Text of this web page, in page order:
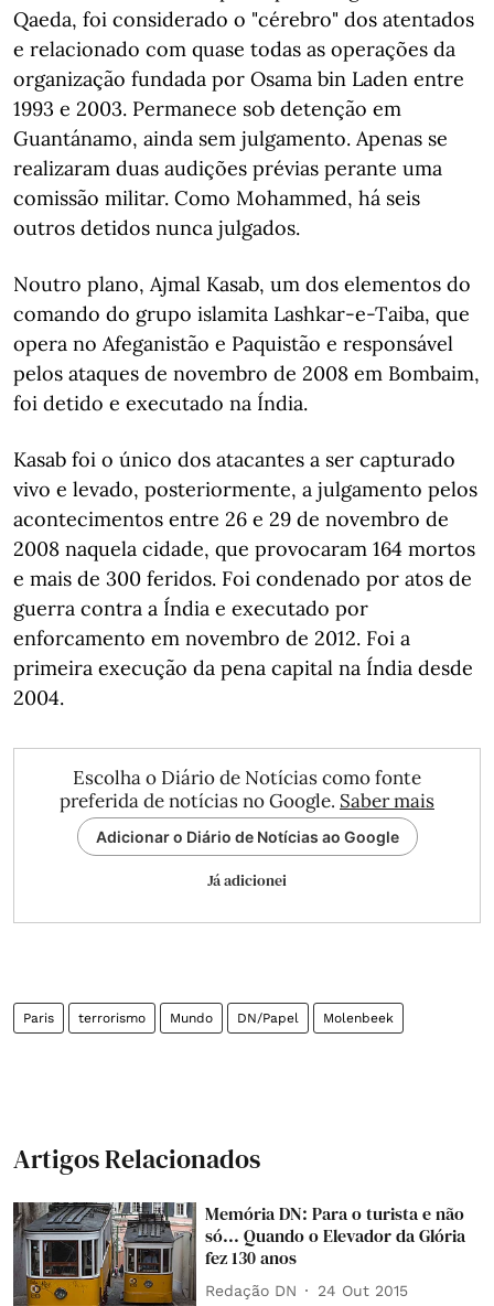
Qaeda, foi considerado o "cérebro" dos atentados
e relacionado com quase todas as operações da
organização fundada por Osama bin Laden entre
1993 e 2003. Permanece sob detenção em
Guantánamo, ainda sem julgamento. Apenas se
realizaram duas audições prévias perante uma
comissão militar. Como Mohammed, há seis
outros detidos nunca julgados.
Noutro plano, Ajmal Kasab, um dos elementos do
comando do grupo islamita Lashkar-e-Taiba, que
opera no Afeganistão e Paquistão e responsável
pelos ataques de novembro de 2008 em Bombaim,
foi detido e executado na Índia.
Kasab foi o único dos atacantes a ser capturado
vivo e levado, posteriormente, a julgamento pelos
acontecimentos entre 26 e 29 de novembro de
2008 naquela cidade, que provocaram 164 mortos
e mais de 300 feridos. Foi condenado por atos de
guerra contra a Índia e executado por
enforcamento em novembro de 2012. Foi a
primeira execução da pena capital na Índia desde
2004.
Escolha o Diário de Notícias como fonte
preferida de notícias no Google. Saber mais
Adicionar o Diário de Notícias ao Google
Já adicionei
Paris terrorismo Mundo DN/Papel Molenbeek
Artigos Relacionados
Memória DN: Para o turista e não
só... Quando o Elevador da Glória
fez 130 anos
Redação DN 24 Out 2015